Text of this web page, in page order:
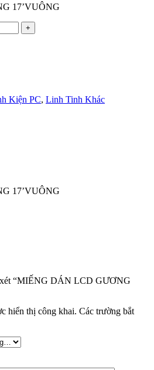
17’VUÔNG
Kiện PC, Linh Tinh Khác
17’VUÔNG
xét “MIẾNG DÁN LCD GƯƠNG
hiển thị công khai. Các trường bắt